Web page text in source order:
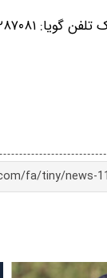
۲۲۲۸۷۰۸۱-۲